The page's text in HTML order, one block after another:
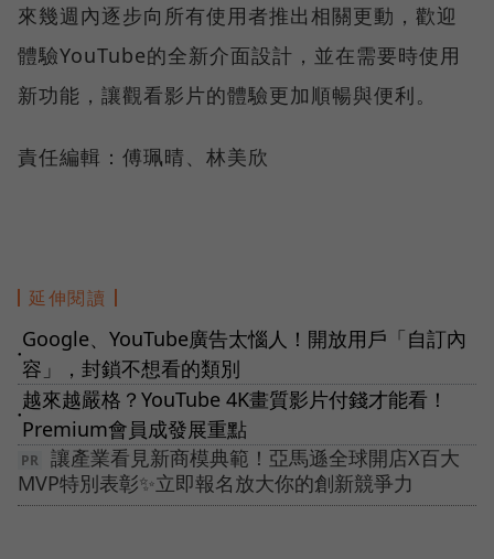
來幾週內逐步向所有使用者推出相關更動，歡迎
體驗YouTube的全新介面設計，並在需要時使用
新功能，讓觀看影片的體驗更加順暢與便利。
責任編輯：傅珮晴、林美欣
延伸閱讀
●
Google、YouTube廣告太惱人！開放用戶「自訂內
容」，封鎖不想看的類別
●
越來越嚴格？YouTube 4K畫質影片付錢才能看！
Premium會員成發展重點
讓產業看見新商模典範！亞馬遜全球開店X百大
MVP特別表彰✨立即報名放大你的創新競爭力